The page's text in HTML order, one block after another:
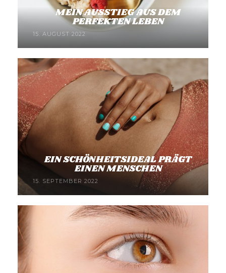
MEIN AUSSTIEG AUS DEM
PERFEKTEN LEBEN
15. AUGUST 2022
EIN SCHÖNHEITSIDEAL PRÄGT
EINEN MENSCHEN
15. SEPTEMBER 2022